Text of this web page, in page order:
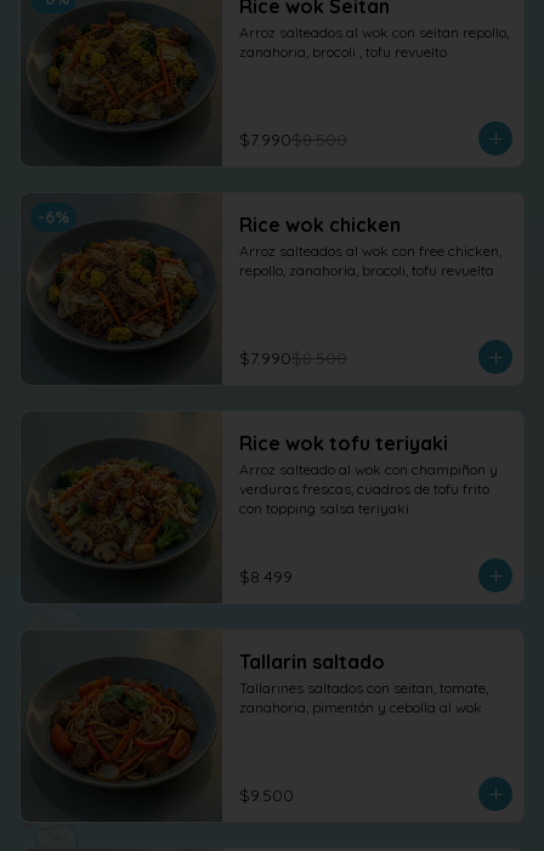
Rice wok Seitan
Arroz salteados al wok con seitan repollo,
zanahoria, brocoli , tofu revuelto
$7.990$8.500
-6% Rice wok chicken
Arroz salteados al wok con free chicken,
repollo, zanahoria, brocoli, tofu revuelto
$7.990$8.500
Rice wok tofu teriyaki
Arroz salteado al wok con champiñon y
verduras frescas, cuadros de tofu frito
con topping salsa teriyaki
$8.499
Tallarin saltado
Tallarines saltados con seitan, tomate,
zanahoria, pimentón y cebolla al wok
$9.500